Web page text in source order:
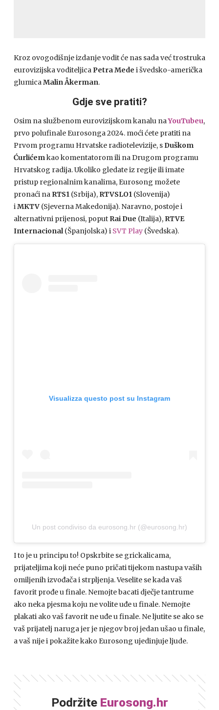
Kroz ovogodišnje izdanje vodit će nas sada već trostruka
eurovizijska voditeljica Petra Mede i švedsko-američka
glumicaMalin Åkerman.
Gdje sve pratiti?
Osim na službenom eurovizijskom kanalu naYouTubeu,
prvo polufinale Eurosonga 2024. moći ćete pratiti na
Prvom programu Hrvatske radiotelevizije, s Duškom
Ćurlićemkao komentatorom ili na Drugom programu
Hrvatskog radija. Ukoliko gledate iz regije ili imate
pristup regionalnim kanalima, Eurosong možete
pronaći na RTS1 (Srbija), RTVSLO1 (Slovenija)
iMKTV (Sjeverna Makedonija). Naravno, postoje i
alternativni prijenosi, poput Rai Due (Italija), RTVE
Internacional(Španjolska) i SVT Play (Švedska).
Visualizza questo post su Instagram
Un post condiviso da eurosong.hr (@eurosong.hr)
I to je u principu to! Opskrbite se grickalicama,
prijateljima koji neće puno pričati tijekom nastupa vaših
omiljenih izvođača i strpljenja. Veselite se kada vaš
favorit prođe u finale. Nemojte bacati dječje tantrume
ako neka pjesma koju ne volite uđe u finale. Nemojte
plakati ako vaš favorit ne uđe u finale. Ne ljutite se ako se
vaš prijatelj naruga jer je njegov broj jedan ušao u finale,
a vaš nije i pokažite kako Eurosong ujedinjuje ljude.
Podržite Eurosong.hr